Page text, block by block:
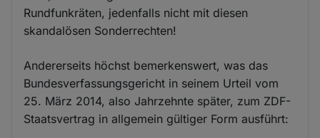
Rundfunkräten, jedenfalls nicht mit diesen
skandalösen Sonderrechten!
Andererseits höchst bemerkenswert, was das
Bundesverfassungsgericht in seinem Urteil vom
25. März 2014, also Jahrzehnte später, zum ZDF-
Staatsvertrag in allgemein gültiger Form ausführt: